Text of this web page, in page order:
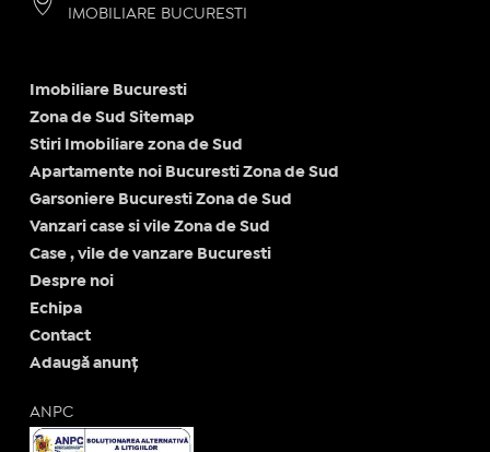
IMOBILIARE BUCURESTI
Imobiliare Bucuresti
Zona de Sud Sitemap
Stiri Imobiliare zona de Sud
Apartamente noi Bucuresti Zona de Sud
Garsoniere Bucuresti Zona de Sud
Vanzari case si vile Zona de Sud
Case , vile de vanzare Bucuresti
Despre noi
Echipa
Contact
Adaugă anunț
ANPC